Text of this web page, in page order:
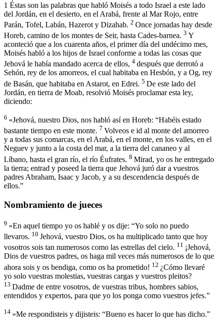
1 Éstas son las palabras que habló Moisés a todo Israel a este lado
del Jordán, en el desierto, en el Arabá, frente al Mar Rojo, entre
Parán, Tofel, Labán, Hazerot y Dizahab. 2 Once jornadas hay desde
Horeb, camino de los montes de Seir, hasta Cades-barnea. 3 Y
aconteció que a los cuarenta años, el primer día del undécimo mes,
Moisés habló a los hijos de Israel conforme a todas las cosas que
Jehová le había mandado acerca de ellos, 4 después que derrotó a
Sehón, rey de los amorreos, el cual habitaba en Hesbón, y a Og, rey
de Basán, que habitaba en Astarot, en Edrei. 5 De este lado del
Jordán, en tierra de Moab, resolvió Moisés proclamar esta ley,
diciendo:
6 «Jehová, nuestro Dios, nos habló así en Horeb: “Habéis estado
bastante tiempo en este monte. 7 Volveos e id al monte del amorreo
y a todas sus comarcas, en el Arabá, en el monte, en los valles, en el
Neguev y junto a la costa del mar, a la tierra del cananeo y al
Líbano, hasta el gran río, el río Éufrates. 8 Mirad, yo os he entregado
la tierra; entrad y poseed la tierra que Jehová juró dar a vuestros
padres Abraham, Isaac y Jacob, y a su descendencia después de
ellos.”
Nombramiento de jueces
9 »En aquel tiempo yo os hablé y os dije: “Yo solo no puedo
llevaros. 10 Jehová, vuestro Dios, os ha multiplicado tanto que hoy
vosotros sois tan numerosos como las estrellas del cielo. 11 ¡Jehová,
Dios de vuestros padres, os haga mil veces más numerosos de lo que
ahora sois y os bendiga, como os ha prometido! 12 ¿Cómo llevaré
yo solo vuestras molestias, vuestras cargas y vuestros pleitos?
13 Dadme de entre vosotros, de vuestras tribus, hombres sabios,
entendidos y expertos, para que yo los ponga como vuestros jefes.”
14 »Me respondisteis y dijisteis: “Bueno es hacer lo que has dicho.”